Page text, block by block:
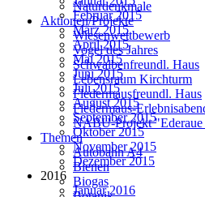
Naturdenkmale
Aktionen/Projekte
Wiesenwettbewerb
Vogel des Jahres
Schwalbenfreundl. Haus
Lebensraum Kirchturm
Fledermausfreundl. Haus
Fledermaus-
NABU-Projekt "Ederaue
Themen
Autobahn A4
Bienen
Biogas
Februar 2015
März 2015
April 2015
Mai 2015
Juni 2015
Juli 2015
August 2015
September 2015
Oktober 2015
November 2015
Dezember 2015
2016
Januar 2016